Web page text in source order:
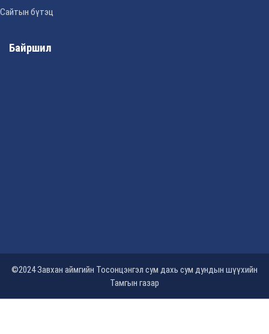
Сайтын бүтэц
Байршил
©2024 Завхан аймгийн Тосонцэнгэл сум дахь сум дундын шүүхийн
Тамгын газар